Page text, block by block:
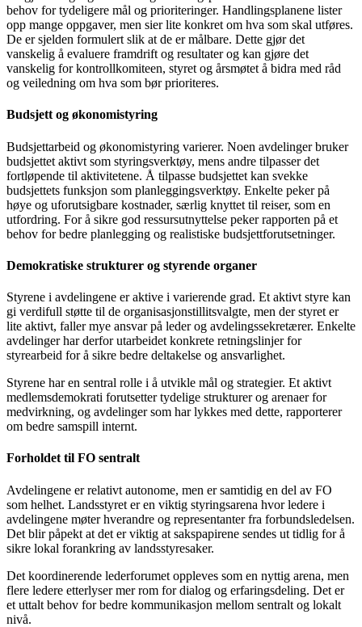
behov for tydeligere mål og prioriteringer. Handlingsplanene lister
opp mange oppgaver, men sier lite konkret om hva som skal utføres.
De er sjelden formulert slik at de er målbare. Dette gjør det
vanskelig å evaluere framdrift og resultater og kan gjøre det
vanskelig for kontrollkomiteen, styret og årsmøtet å bidra med råd
og veiledning om hva som bør prioriteres.
Budsjett og økonomistyring
Budsjettarbeid og økonomistyring varierer. Noen avdelinger bruker
budsjettet aktivt som styringsverktøy, mens andre tilpasser det
fortløpende til aktivitetene. Å tilpasse budsjettet kan svekke
budsjettets funksjon som planleggingsverktøy. Enkelte peker på
høye og uforutsigbare kostnader, særlig knyttet til reiser, som en
utfordring. For å sikre god ressursutnyttelse peker rapporten på et
behov for bedre planlegging og realistiske budsjettforutsetninger.
Demokratiske strukturer og styrende organer
Styrene i avdelingene er aktive i varierende grad. Et aktivt styre kan
gi verdifull støtte til de organisasjonstillitsvalgte, men der styret er
lite aktivt, faller mye ansvar på leder og avdelingssekretærer. Enkelte
avdelinger har derfor utarbeidet konkrete retningslinjer for
styrearbeid for å sikre bedre deltakelse og ansvarlighet.
Styrene har en sentral rolle i å utvikle mål og strategier. Et aktivt
medlemsdemokrati forutsetter tydelige strukturer og arenaer for
medvirkning, og avdelinger som har lykkes med dette, rapporterer
om bedre samspill internt.
Forholdet til FO sentralt
Avdelingene er relativt autonome, men er samtidig en del av FO
som helhet. Landsstyret er en viktig styringsarena hvor ledere i
avdelingene møter hverandre og representanter fra forbundsledelsen.
Det blir påpekt at det er viktig at sakspapirene sendes ut tidlig for å
sikre lokal forankring av landsstyresaker.
Det koordinerende lederforumet oppleves som en nyttig arena, men
flere ledere etterlyser mer rom for dialog og erfaringsdeling. Det er
et uttalt behov for bedre kommunikasjon mellom sentralt og lokalt
nivå.